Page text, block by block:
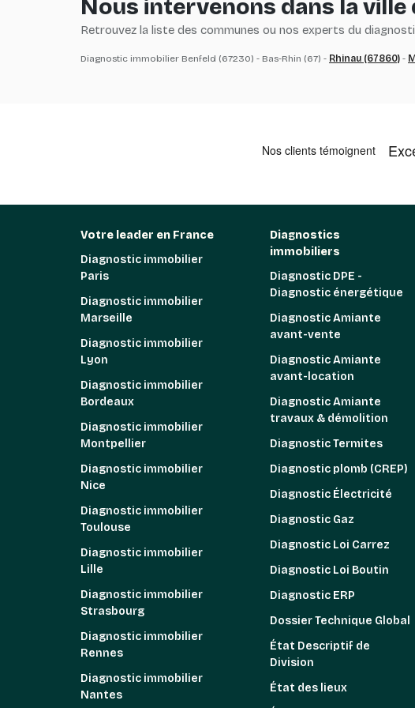
Nous intervenons dans la
Retrouvez la liste des communes ou nos experts du
Diagnostic immobilier Benfeld (67230) - Bas-Rhin (67) - Rhinau (67860) -
Votre leader en France
Diagnostic immobilier
Paris
Diagnostic immobilier
Marseille
Diagnostic immobilier
Lyon
Diagnostic immobilier
Bordeaux
Diagnostic immobilier
Montpellier
Diagnostic immobilier
Nice
Diagnostic immobilier
Toulouse
Diagnostic immobilier
Lille
Diagnostic immobilier
Strasbourg
Diagnostic immobilier
Rennes
Diagnostic immobilier
Nantes
Diagnostics
immobiliers
Diagnostic DPE -
Diagnostic énergétique
Diagnostic Amiante
avant-vente
Diagnostic Amiante
avant-location
Diagnostic Amiante
travaux & démolition
Diagnostic Termites
Diagnostic plomb (CREP)
Diagnostic Électricité
Diagnostic Gaz
Diagnostic Loi Carrez
Diagnostic Loi Boutin
Diagnostic ERP
Dossier Technique Global
État Descriptif de
Division
État des lieux